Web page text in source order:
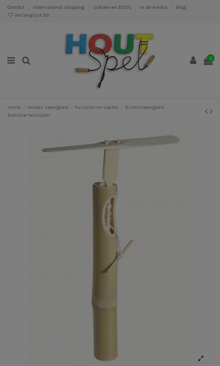
Contact International shipping Scholen en BSO's In de media
Blog
Verlanglijst (0)
0
Home Houten speelgoed Puzzelen en spelen
Buitenspeelgoed
Bamboe helicopter